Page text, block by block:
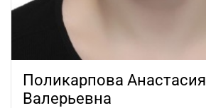
Поликарпова Анастасия
Валерьевна